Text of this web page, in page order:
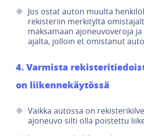
Jos ostat auton muulta
rekisteriin merkityltä
maksamaan ajoneuvoveroja
ajalta, jolloin et omistanut
4. Varmista
on liikennekäytössä
Vaikka autossa on
ajoneuvo silti olla poistettu